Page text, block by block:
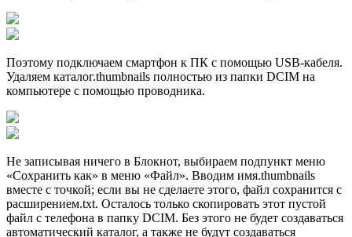
Поэтому подключаем смартфон к ПК с помощью USB-кабеля.
Удаляем каталог.thumbnails полностью из папки DCIM на
компьютере с помощью проводника.
Не записывая ничего в Блокнот, выбираем подпункт меню
«Сохранить как» в меню «Файл». Вводим имя.thumbnails
вместе с точкой; если вы не сделаете этого, файл сохранится с
расширением.txt. Осталось только скопировать этот пустой
файл с телефона в папку DCIM. Без этого не будет создаваться
автоматический каталог, а также не будут создаваться